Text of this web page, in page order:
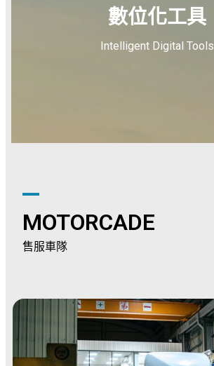
數位化工具
Intelligent Digital Tools
MOTORCADE
售服車隊